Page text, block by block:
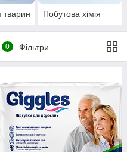
тварин Побутова хімія
0 Фільтри